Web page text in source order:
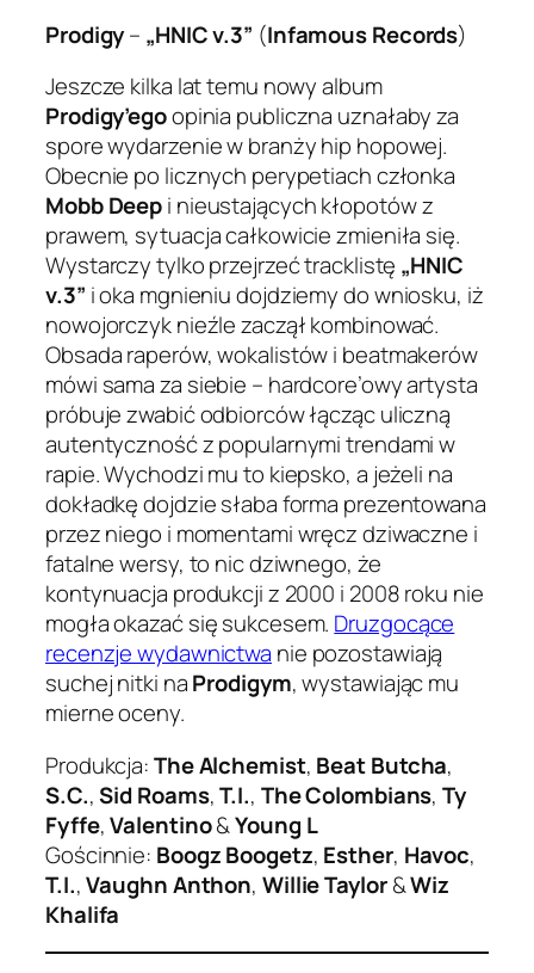
Prodigy– „HNIC v.3” (Infamous Records)
Jeszcze kilka lat temu nowy album
Prodigy’egoopinia publiczna uznałaby za
spore wydarzenie w branży hip hopowej.
Obecnie po licznych perypetiach członka
Mobb Deepi nieustających kłopotów z
prawem, sytuacja całkowicie zmieniła się.
Wystarczy tylko przejrzeć tracklistę „HNIC
v.3” i oka mgnieniu dojdziemy do wniosku, iż
nowojorczyk nieźle zaczął kombinować.
Obsada raperów, wokalistów i beatmakerów
mówi sama za siebie – hardcore’owy artysta
próbuje zwabić odbiorców łącząc uliczną
autentyczność z popularnymi trendami w
rapie. Wychodzi mu to kiepsko, a jeżeli na
dokładkę dojdzie słaba forma prezentowana
przez niego i momentami wręcz dziwaczne i
fatalne wersy, to nic dziwnego, że
kontynuacja produkcji z 2000 i 2008 roku nie
mogła okazać się sukcesem. Druzgocące
recenzje wydawnictwa nie pozostawiają
suchej nitki naProdigym, wystawiając mu
mierne oceny.
Produkcja:The Alchemist, Beat Butcha,
S.C.,Sid Roams,T.I., The Colombians,Ty
Fyffe,Valentino&Young L
Gościnnie: Boogz Boogetz, Esther, Havoc,
T.I.,Vaughn Anthon, Willie Taylor&Wiz
Khalifa